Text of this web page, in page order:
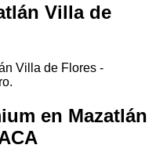
Villa de
Villa de Flores -
en Mazatlán